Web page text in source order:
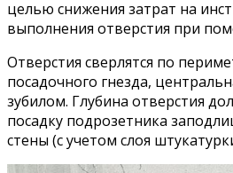
целью снижения затрат на
выполнения отверстия при
Отверстия сверлятся по
посадочного гнезда,
зубилом. Глубина отверстия
посадку подрозетника
стены (с учетом слоя